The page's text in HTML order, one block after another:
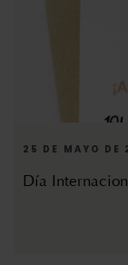
25 DE MAYO DE
Día